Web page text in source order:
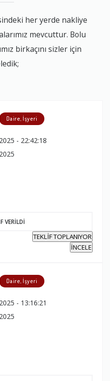
her yerde nakliye
mevcuttur. Bolu
birkaçını sizler için
Daire, İşyeri
- 22:42:18
VERİLDİ
TEKLİF TOPLANIYOR
İNCELE
Daire, İşyeri
- 13:16:21